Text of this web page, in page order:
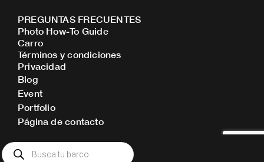
b
o
o
a
PREGUNTAS FRECUENTES
Photo How-To Guide
Carro
Términos y condiciones
Privacidad
Blog
Event
Portfolio
Página de contacto
Búsqueda
de